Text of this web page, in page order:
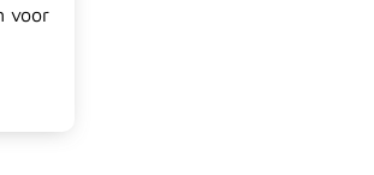
voor